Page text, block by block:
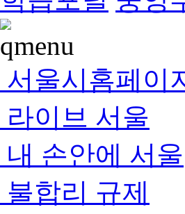
서울시홈페이
라이브 서울
내 손안에 서울
불합리 규제